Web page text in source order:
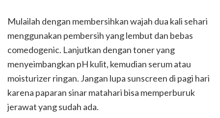
Mulailah dengan membersihkan wajah dua kali sehari
menggunakan pembersih yang lembut dan bebas
comedogenic. Lanjutkan dengan toner yang
menyeimbangkan pH kulit, kemudian serum atau
moisturizer ringan. Jangan lupa sunscreen di pagi hari
karena paparan sinar matahari bisa memperburuk
jerawat yang sudah ada.